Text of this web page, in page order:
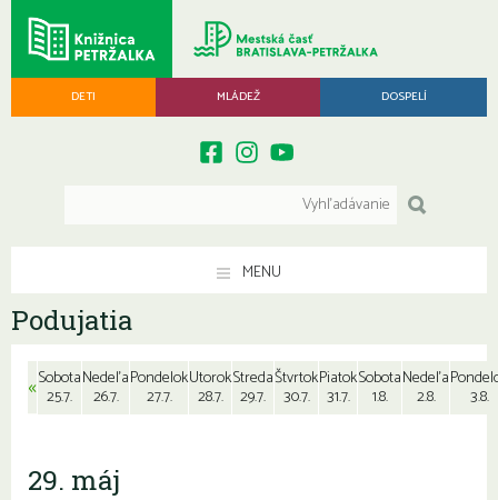
DETI MLÁDEŽ DOSPELÍ
MENU
Podujatia
«Sobota
25.7.
Nedeľa
26.7.
Pondelok
27.7.
Utorok
28.7.
Streda
29.7.
Štvrtok
30.7.
Piatok
31.7.
Sobota
1.8.
Nedeľa
2.8. 3.8.
29. máj